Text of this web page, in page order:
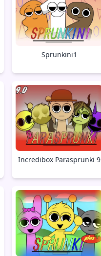
Sprunkini1
Incredibox Parasprunki 9